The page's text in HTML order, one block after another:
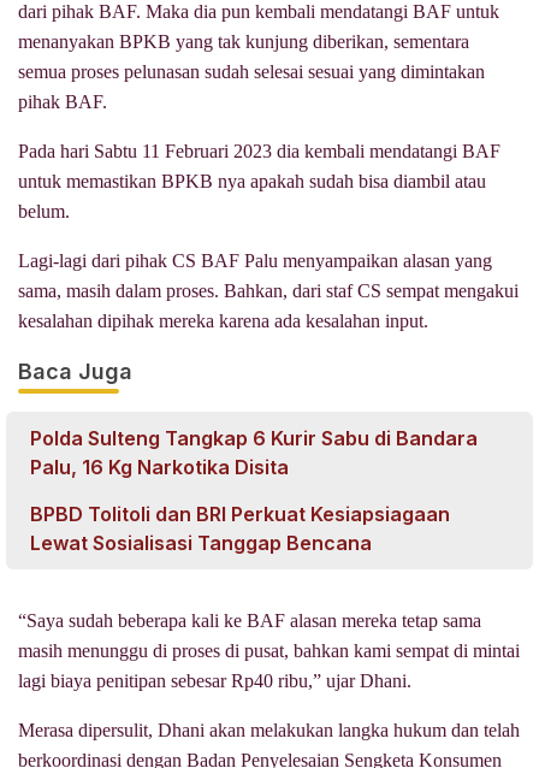
dari pihak BAF. Maka dia pun kembali mendatangi BAF untuk
menanyakan BPKB yang tak kunjung diberikan, sementara
semua proses pelunasan sudah selesai sesuai yang dimintakan
pihak BAF.
Pada hari Sabtu 11 Februari 2023 dia kembali mendatangi BAF
untuk memastikan BPKB nya apakah sudah bisa diambil atau
belum.
Lagi-lagi dari pihak CS BAF Palu menyampaikan alasan yang
sama, masih dalam proses. Bahkan, dari staf CS sempat mengakui
kesalahan dipihak mereka karena ada kesalahan input.
Baca Juga
Polda Sulteng Tangkap 6 Kurir Sabu di Bandara
Palu, 16 Kg Narkotika Disita
BPBD Tolitoli dan BRI Perkuat Kesiapsiagaan
Lewat Sosialisasi Tanggap Bencana
“Saya sudah beberapa kali ke BAF alasan mereka tetap sama
masih menunggu di proses di pusat, bahkan kami sempat di mintai
lagi biaya penitipan sebesar Rp40 ribu,” ujar Dhani.
Merasa dipersulit, Dhani akan melakukan langka hukum dan telah
berkoordinasi dengan Badan Penyelesaian Sengketa Konsumen